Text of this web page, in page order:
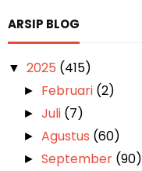
ARSIP BLOG
▼ 2025 (415)
► Februari (2)
►Juli (7)
► Agustus (60)
►September (90)